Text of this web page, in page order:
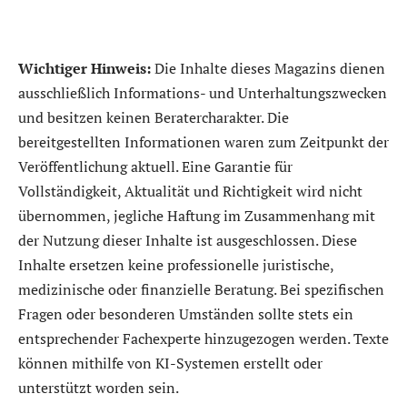
Wichtiger Hinweis:Die Inhalte dieses Magazins dienen
ausschließlich Informations- und Unterhaltungszwecken
und besitzen keinen Beratercharakter. Die
bereitgestellten Informationen waren zum Zeitpunkt der
Veröffentlichung aktuell. Eine Garantie für
Vollständigkeit, Aktualität und Richtigkeit wird nicht
übernommen, jegliche Haftung im Zusammenhang mit
der Nutzung dieser Inhalte ist ausgeschlossen. Diese
Inhalte ersetzen keine professionelle juristische,
medizinische oder finanzielle Beratung. Bei spezifischen
Fragen oder besonderen Umständen sollte stets ein
entsprechender Fachexperte hinzugezogen werden. Texte
können mithilfe von KI-Systemen erstellt oder
unterstützt worden sein.